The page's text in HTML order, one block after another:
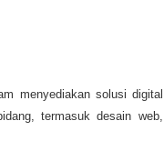
menyediakan solusi digital
termasuk desain web,